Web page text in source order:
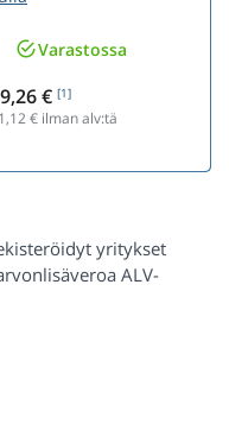
Varastossa
€ [1]
€ ilman alv:tä
yritykset
ALV-